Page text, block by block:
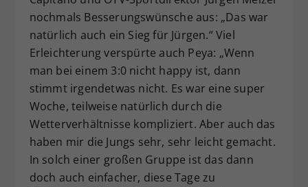
nochmals Besserungswünsche aus: „Das war
natürlich auch ein Sieg für Jürgen.“ Viel
Erleichterung verspürte auch Peya: „Wenn
man bei einem 3:0 nicht happy ist, dann
stimmt irgendetwas nicht. Es war eine super
Woche, teilweise natürlich durch die
Wetterverhältnisse kompliziert. Aber auch das
haben mir die Jungs sehr, sehr leicht gemacht.
In solch einer großen Gruppe ist das dann
doch auch einfacher, diese Tage zu